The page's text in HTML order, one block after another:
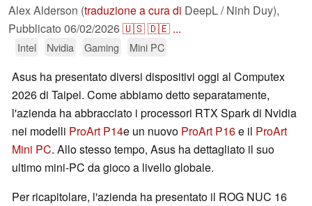
Alex Alderson (traduzione a cura di DeepL / Ninh Duy),
Pubblicato 06/02/2026🇺🇸🇩🇪 ...
Intel Nvidia Gaming Mini PC
Asus ha presentato diversi dispositivi oggi al Computex
2026 di Taipei. Come abbiamo detto separatamente,
l'azienda ha abbracciato i processori RTX Spark di Nvidia
nei modelli ProArt P14e un nuovo ProArt P16e il ProArt
Mini PC. Allo stesso tempo, Asus ha dettagliato il suo
ultimo mini-PC da gioco a livello globale.
Per ricapitolare, l'azienda ha presentato il ROG NUC 16